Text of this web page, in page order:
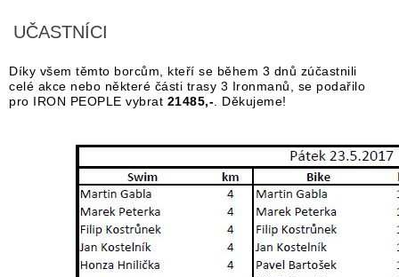
UČASTNÍCI
Díky všem těmto borcům, kteří se během 3 dnů zúčastnili
celé akce nebo některé části trasy 3 Ironmanů, se podařilo
pro IRON PEOPLE vybrat 21485,- . Děkujeme!